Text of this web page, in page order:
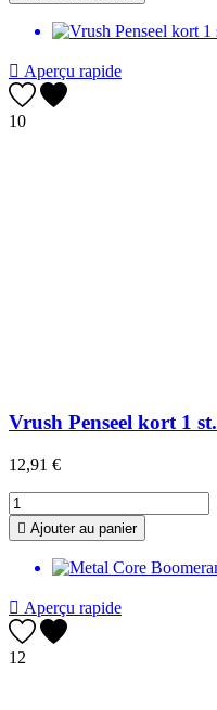
 Aperçu rapide
10
Vrush Penseel kort 1 st.
12,91 €
 Ajouter au panier
 Aperçu rapide
12